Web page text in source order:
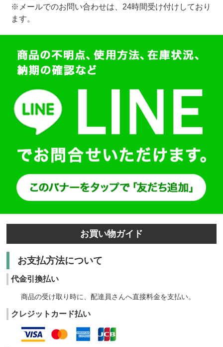
※メールでのお問い合わせは、24時間受け付けしており
ます。
お買い物ガイド
お支払方法について
代金引換払い
商品の受け取り時に、配達員さんへ直接料金を支払い。
クレジットカード払い